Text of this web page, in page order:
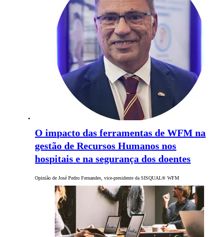
O impacto das ferramentas de WFM na
gestão de Recursos Humanos nos
hospitais e na segurança dos doentes
Opinião de José Pedro Fernandes, vice-presidente da SISQUAL® WFM